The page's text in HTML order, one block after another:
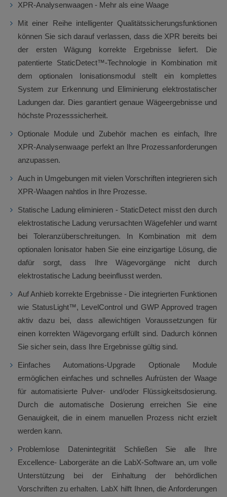
XPR-Analysenwaagen - Mehr als eine Waage
Mit einer Reihe intelligenter Qualitätssicherungsfunktionen
können Sie sich darauf verlassen, dass die XPR bereits bei
der ersten Wägung korrekte Ergebnisse liefert. Die
patentierte StaticDetect™-Technologie in Kombination mit
dem optionalen Ionisationsmodul stellt ein komplettes
System zur Erkennung und Eliminierung elektrostatischer
Ladungen dar. Dies garantiert genaue Wägeergebnisse und
höchste Prozesssicherheit.
Optionale Module und Zubehör machen es einfach, Ihre
XPR-Analysenwaage perfekt an Ihre Prozessanforderungen
anzupassen.
Auch in Umgebungen mit vielen Vorschriften integrieren sich
XPR-Waagen nahtlos in Ihre Prozesse.
Statische Ladung eliminieren - StaticDetect misst den durch
elektrostatische Ladung verursachten Wägefehler und warnt
bei Toleranzüberschreitungen. In Kombination mit dem
optionalen Ionisator haben Sie eine einzigartige Lösung, die
dafür sorgt, dass Ihre Wägevorgänge nicht durch
elektrostatische Ladung beeinflusst werden.
Auf Anhieb korrekte Ergebnisse - Die integrierten Funktionen
wie StatusLight™, LevelControl und GWP Approved tragen
aktiv dazu bei, dass allewichtigen Voraussetzungen für
einen korrekten Wägevorgang erfüllt sind. Dadurch können
Sie sicher sein, dass Ihre Ergebnisse gültig sind.
Einfaches Automations-Upgrade Optionale Module
ermöglichen einfaches und schnelles Aufrüsten der Waage
für automatisierte Pulver- und/oder Flüssigkeitsdosierung.
Durch die automatische Dosierung erreichen Sie eine
Genauigkeit, die in einem manuellen Prozess nicht erzielt
werden kann.
Problemlose Datenintegrität Schließen Sie alle Ihre
Excellence- Laborgeräte an die LabX-Software an, um volle
Unterstützung bei der Einhaltung der behördlichen
Vorschriften zu erhalten. LabX hilft Ihnen, die Anforderungen